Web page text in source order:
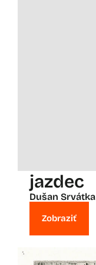
jazdec
Dušan Srvátka
Zobraziť